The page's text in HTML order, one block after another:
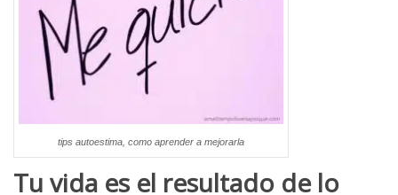
tips autoestima, como aprender a mejorarla
Tu vida es el resultado de lo